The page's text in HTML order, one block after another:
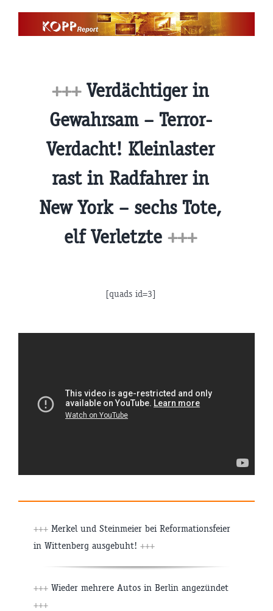
+++ Verdächtiger in
Gewahrsam – Terror-
Verdacht! Kleinlaster
rast in Radfahrer in
New York – sechs Tote,
elf Verletzte +++
[quads id=3]
+++ Merkel und Steinmeier bei Reformationsfeier
in Wittenberg ausgebuht! +++
+++ Wieder mehrere Autos in Berlin angezündet
+++